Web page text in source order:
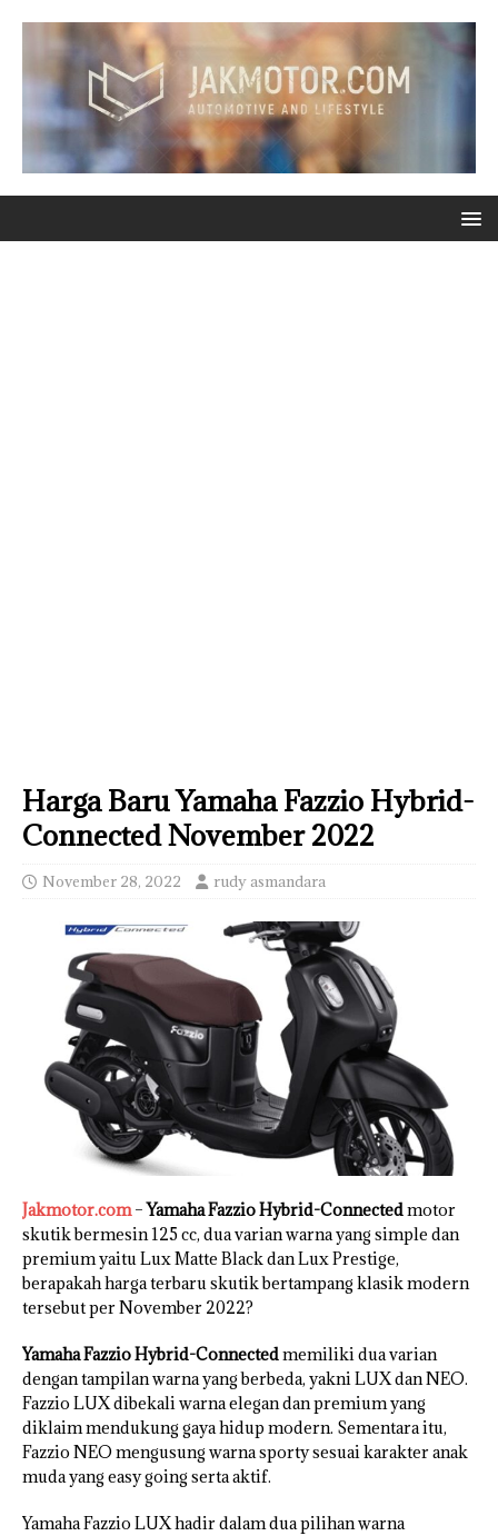
Harga Baru Yamaha Fazzio Hybrid-
Connected November 2022
November 28, 2022 rudy asmandara
Jakmotor.com–Yamaha Fazzio Hybrid-Connectedmotor
skutik bermesin 125 cc, dua varian warna yang simple dan
premium yaitu Lux Matte Black dan Lux Prestige,
berapakah harga terbaru skutik bertampang klasik modern
tersebut per November 2022?
Yamaha Fazzio Hybrid-Connectedmemiliki dua varian
dengan tampilan warna yang berbeda, yakni LUX dan NEO.
Fazzio LUX dibekali warna elegan dan premium yang
diklaim mendukung gaya hidup modern. Sementara itu,
Fazzio NEO mengusung warna sporty sesuai karakter anak
muda yang easy going serta aktif.
Yamaha Fazzio LUX hadir dalam dua pilihan warna